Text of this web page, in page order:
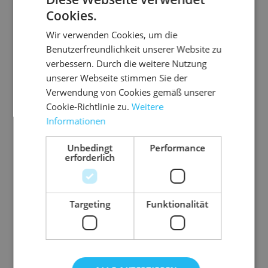
Außenmaß
39 mm (L x B x H)
Ausführung
selbstklebend
Farbe
weiß
Format
A4
Qualität
1.2 E-Welle
Wellpappe
Gurtmaß
0,83 m
Volumen
Cookies.
Wir verwenden Cookies, um die
Benutzerfreundlichkeit unserer Website zu
verbessern. Durch die weitere Nutzung
unserer Webseite stimmen Sie der
Verwendung von Cookies gemäß unserer
Cookie-Richtlinie zu.Weitere
Informationen
Unbedingt
erforderlich
Performance
Targeting Funktionalität